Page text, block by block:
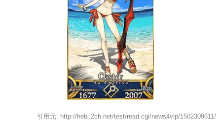
引用元: http://hebi.2ch.net/test/read.cgi/news4vip/1502309611/